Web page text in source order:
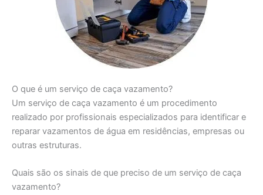
O que é um serviço de caça vazamento?
Um serviço de caça vazamento é um procedimento
realizado por profissionais especializados para identificar e
reparar vazamentos de água em residências, empresas ou
outras estruturas.
Quais são os sinais de que preciso de um serviço de caça
vazamento?